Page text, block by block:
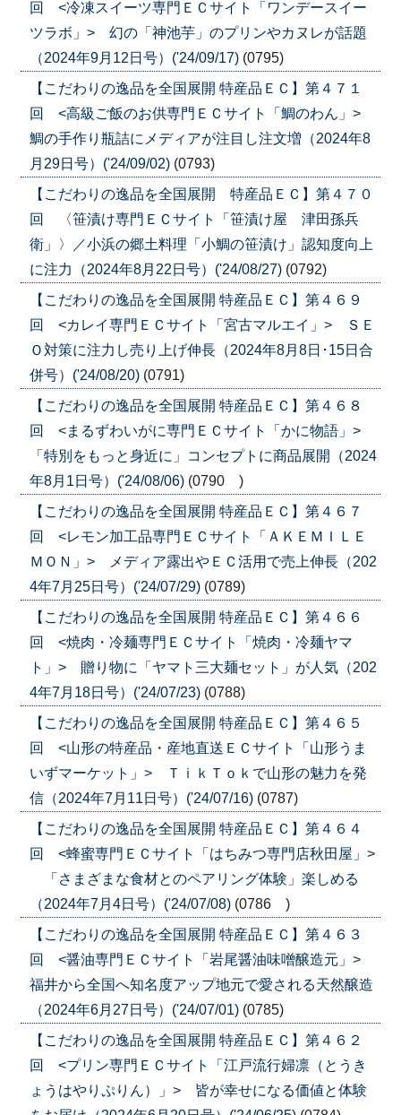
回 <冷凍スイーツ専門ＥＣサイト「ワンデースイー
ツラボ」> 幻の「神池芋」のプリンやカヌレが話題
（2024年9月12日号）('24/09/17) (0795)
【こだわりの逸品を全国展開 特産品ＥＣ】第４７１
回 <高級ご飯のお供専門ＥＣサイト「鯛のわん」>
鯛の手作り瓶詰にメディアが注目し注文増（2024年8
月29日号）('24/09/02) (0793)
【こだわりの逸品を全国展開 特産品ＥＣ】第４７０
回 〈笹漬け専門ＥＣサイト「笹漬け屋 津田孫兵
衛」〉／小浜の郷土料理「小鯛の笹漬け」認知度向上
に注力（2024年8月22日号）('24/08/27) (0792)
【こだわりの逸品を全国展開 特産品ＥＣ】第４６９
回 <カレイ専門ＥＣサイト「宮古マルエイ」> ＳＥ
Ｏ対策に注力し売り上げ伸長（2024年8月8日･15日合
併号）('24/08/20) (0791)
【こだわりの逸品を全国展開 特産品ＥＣ】第４６８
回 <まるずわいがに専門ＥＣサイト「かに物語」>
「特別をもっと身近に」コンセプトに商品展開（2024
年8月1日号）('24/08/06) (0790 )
【こだわりの逸品を全国展開 特産品ＥＣ】第４６７
回 <レモン加工品専門ＥＣサイト「ＡＫＥＭＩＬＥ
ＭＯＮ」> メディア露出やＥＣ活用で売上伸長（202
4年7月25日号）('24/07/29) (0789)
【こだわりの逸品を全国展開 特産品ＥＣ】第４６６
回 <焼肉・冷麺専門ＥＣサイト「焼肉・冷麺ヤマ
ト」> 贈り物に「ヤマト三大麺セット」が人気（202
4年7月18日号）('24/07/23) (0788)
【こだわりの逸品を全国展開 特産品ＥＣ】第４６５
回 <山形の特産品・産地直送ＥＣサイト「山形うま
いずマーケット」> ＴｉｋＴｏｋで山形の魅力を発
信（2024年7月11日号）('24/07/16) (0787)
【こだわりの逸品を全国展開 特産品ＥＣ】第４６４
回 <蜂蜜専門ＥＣサイト「はちみつ専門店秋田屋」>
「さまざまな食材とのペアリング体験」楽しめる
（2024年7月4日号）('24/07/08) (0786 )
【こだわりの逸品を全国展開 特産品ＥＣ】第４６３
回 <醤油専門ＥＣサイト「岩尾醤油味噌醸造元」>
福井から全国へ知名度アップ地元で愛される天然醸造
（2024年6月27日号）('24/07/01) (0785)
【こだわりの逸品を全国展開 特産品ＥＣ】第４６２
回 <プリン専門ＥＣサイト「江戸流行婦凛（とうき
ょうはやりぷりん）」> 皆が幸せになる価値と体験